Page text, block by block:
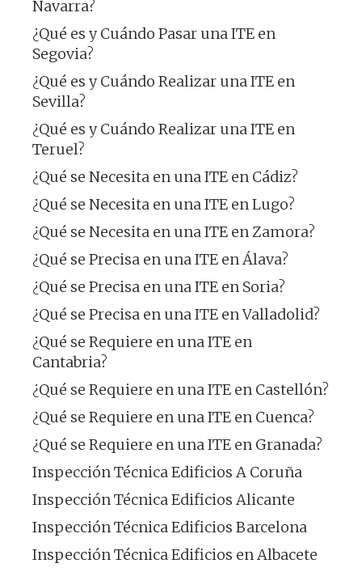
Navarra?
¿Qué es y Cuándo Pasar una ITE en
Segovia?
¿Qué es y Cuándo Realizar una ITE en
Sevilla?
¿Qué es y Cuándo Realizar una ITE en
Teruel?
¿Qué se Necesita en una ITE en Cádiz?
¿Qué se Necesita en una ITE en Lugo?
¿Qué se Necesita en una ITE en Zamora?
¿Qué se Precisa en una ITE en Álava?
¿Qué se Precisa en una ITE en Soria?
¿Qué se Precisa en una ITE en Valladolid?
¿Qué se Requiere en una ITE en
Cantabria?
¿Qué se Requiere en una ITE en Castellón?
¿Qué se Requiere en una ITE en Cuenca?
¿Qué se Requiere en una ITE en Granada?
Inspección Técnica Edificios A Coruña
Inspección Técnica Edificios Alicante
Inspección Técnica Edificios Barcelona
Inspección Técnica Edificios en Albacete